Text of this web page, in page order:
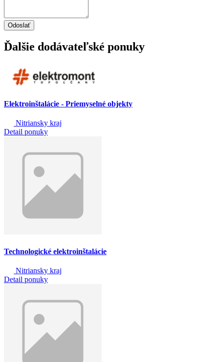
Odoslať
Ďalšie dodávateľské ponuky
Elektroinštalácie - Priemyselné objekty
Nitriansky kraj
Detail ponuky
Technologické elektroinštalácie
Nitriansky kraj
Detail ponuky